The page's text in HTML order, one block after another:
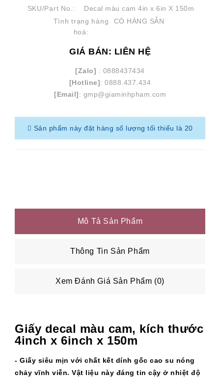
SKU/Part No.:
Decal màu cam 4in x 6in X 150m
Tình trạng hàng
hoá:
CÓ HÀNG SẴN
GIÁ BÁN: LIÊN HỆ
[Zalo] : 0888437434
[Hotline]: 0888.437.434
[Email]: gmp@giaminhpham.com
Sản phẩm này đặt hàng số lượng tối thiểu là 20
Mô Tả Sản Phẩm
Thông Tin Sản Phẩm
Xem Đánh Giá Sản Phẩm (0)
Giấy decal màu cam, kích thước
4inch x 6inch x 150m
- Giấy siêu mịn với chất kết dính gốc cao su nóng
chảy vĩnh viễn. Vật liệu này đáng tin cậy ở nhiệt độ